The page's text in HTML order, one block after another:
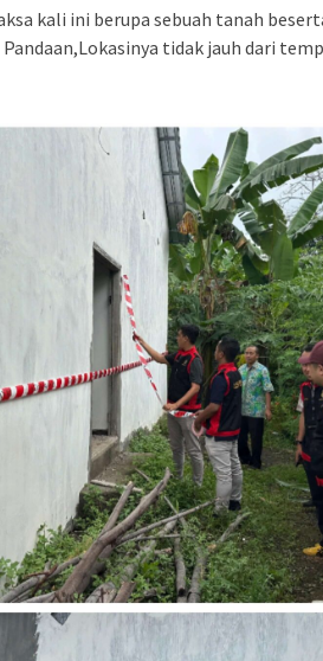
kali ini berupa sebuah tanah
tidak jauh dari